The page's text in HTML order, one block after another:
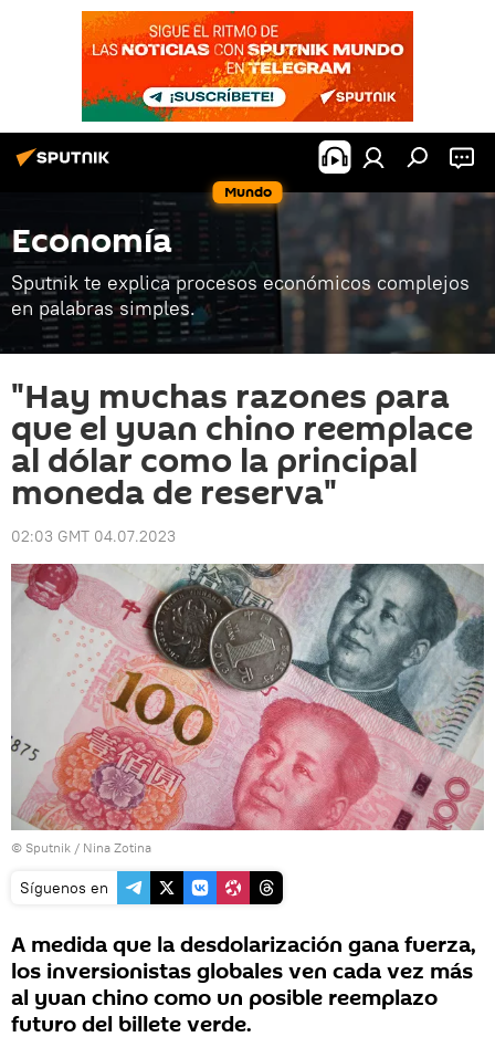
Mundo
Economía
Sputnik te explica procesos económicos complejos
en palabras simples.
"Hay muchas razones para
que el yuan chino reemplace
al dólar como la principal
moneda de reserva"
02:03 GMT 04.07.2023
© Sputnik / Nina Zotina
Síguenos en
A medida que la desdolarización gana fuerza,
los inversionistas globales ven cada vez más
al yuan chino como un posible reemplazo
futuro del billete verde.